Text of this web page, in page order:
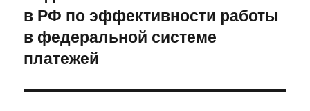
записям
запись:
в РФ по эффективности работы
в федеральной системе
платежей